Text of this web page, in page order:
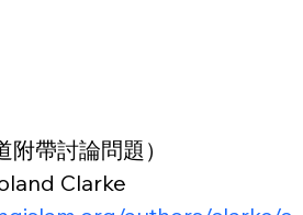
附帶討論問題）
Clarke